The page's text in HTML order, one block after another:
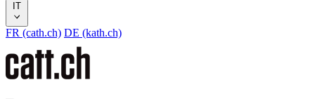
IT
FR (cath.ch) DE (kath.ch)